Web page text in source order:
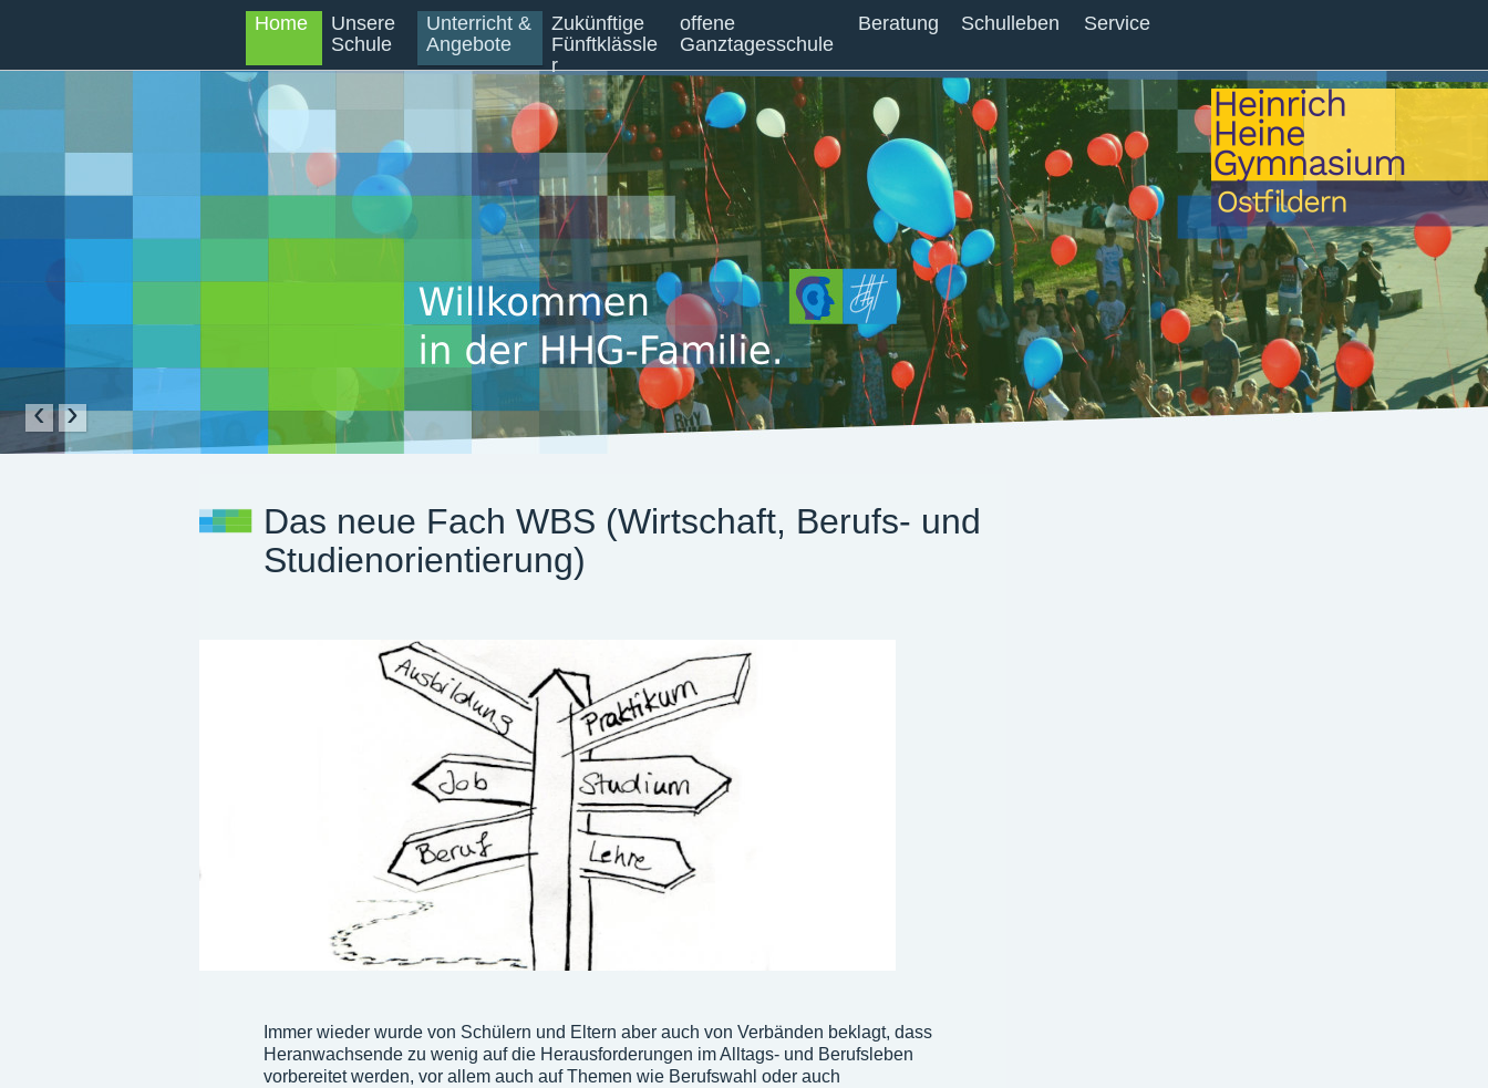
Home
Unsere
Schule
Unterricht &
Angebote
Zukünftige
Fünftklässle
r
offene
Ganztagesschule
Beratung Schulleben Service
‹ ›
Das neue Fach WBS (Wirtschaft, Berufs- und
Studienorientierung)
Immer wieder wurde von Schülern und Eltern aber auch von Verbänden beklagt, dass
Heranwachsende zu wenig auf die Herausforderungen im Alltags- und Berufsleben
vorbereitet werden, vor allem auch auf Themen wie Berufswahl oder auch